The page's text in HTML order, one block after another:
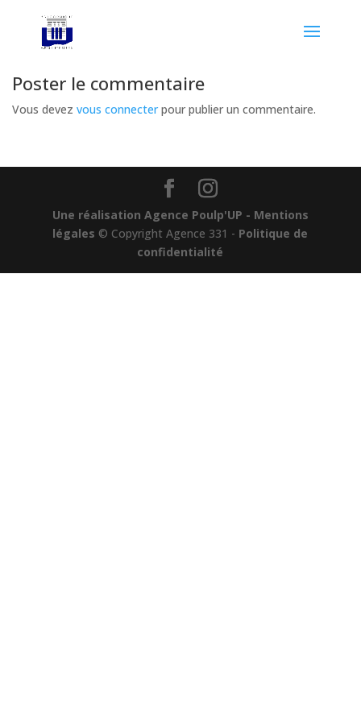
Poster le commentaire
Vous devez vous connecterpour publier un commentaire.
Une réalisation Agence Poulp'UP - Mentions
légales © Copyright Agence 331 - Politique de
confidentialité